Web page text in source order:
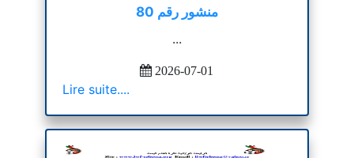
منشور رقم 80
...
2026-07-01
Lire suite....